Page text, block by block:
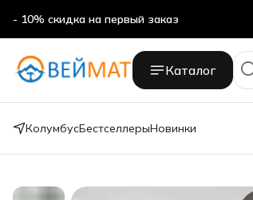
- 10% скидка на первый заказ
- 10% скидка на первый заказ
Каталог
КолумбусБестселлерыНовинки